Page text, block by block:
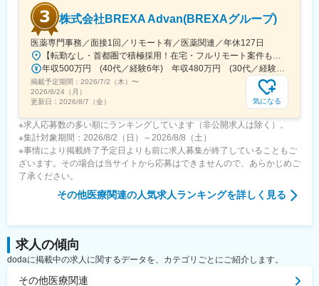
株式会社BREXA Advan(BREXAグループ)
医薬専門事務／面接1回／リモート有／医薬関連／年休127日
【転勤なし・首都圏で積極採用！在宅・フルリモート案件も有り！大手・優良企業が中心♪】■本社／大阪市淀川区宮原3-5-36 新大阪トラストタワー19F変更の範囲、上記を除く当社関連勤務地◆プロジェクト先例東京23区内、横浜、大宮、千葉、その他＜配属先最寄り駅の一例＞飯田橋／日本橋／浜松町／信濃町／四ツ谷／池袋／蒲田 など※過去の配属先は勤務地一覧に記載◆POINT！#大手企業など約300社の取引先あり！（製薬メーカー、製薬関連企業、化粧品関連企業、臨床研究センターなど）#最寄り駅から徒歩5～10分圏内の通いやすいオフィス＃在宅勤務・在宅プロジェクト多数＃定時退社基本＆土日祝休み＃安定性抜群の医療業界で事務として活躍＃未経験入社8割×研修センターで手厚くフォロー＃産育休の取得実績100％#転居を伴う転勤なし※受動喫煙対策：オフィス内禁煙
年収500万円 (40代／経験6年) 年収480万円 (30代／経験4年)
掲載予定期間： 2026/7/2（木） 〜
2026/8/24（月）
更新日： 2026/8/7（金） 気になる
※求人応募数の多い順にランキングしています（非公開求人は除く）。
※集計対象期間：2026/8/2（日）～2026/8/8（土）
※事情により掲載終了予定日よりも前に求人募集が終了していることもご
ざいます。その場合は当サイトから応募はできませんので、あらかじめご
了承ください。
その他医療関連の人気求人ランキングを詳しく見る
求人の傾向
dodaに掲載中の求人に関するデータを、カテゴリごとにご紹介します。
その他医療関連